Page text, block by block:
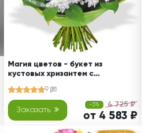
Магия цветов - букет из
кустовых хризантем с
9
Заказать
-3% 4 725 ₽
от 4 583 ₽